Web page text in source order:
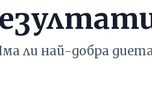
ли най-добра